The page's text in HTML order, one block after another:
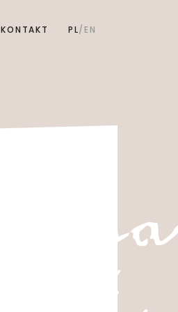
KONTAKT PL EN